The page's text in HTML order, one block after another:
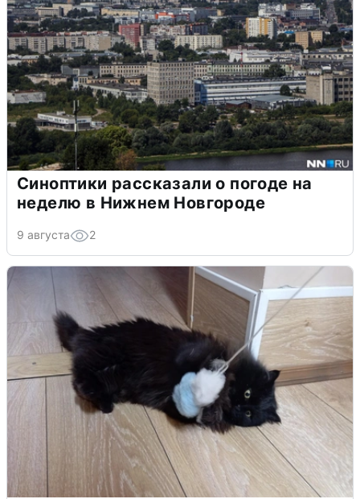
Синоптики рассказали о погоде на
неделю в Нижнем Новгороде
9 августа 2